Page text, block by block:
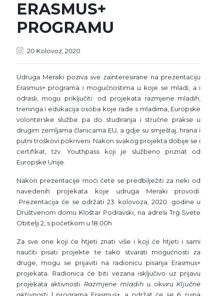
ERASMUS+
PROGRAMU
20 Kolovoz, 2020
Udruga Meraki poziva sve zainteresirane na prezentaciju
Erasmus+ programa i mogućnostima u koje se mladi, a i
odrasli, mogu priključiti: od projekata razmjene mladih,
treninga i edukacija osoba koje rade s mladima, Europske
volonterske službe pa do studiranja i stručne prakse u
drugim zemljama članicama EU, a gdje su smještaj, hrana i
putni troškovi pokriveni. Nakon svakog projekta dobije se i
certifikat, tzv. Youthpass koji je službeno priznat od
Europske Unije.
Nakon prezentacije moći ćete se predbilježiti za neki od
navedenih projekata koje udruga Meraki provodi.
Prezentacija će se održati 23. kolovoza, 2020. godine u
Društvenom domu Kloštar Podravski, na adresi Trg Svete
Obitelji 2, s početkom u 18:00h
Za sve one koji će htjeti znati više i koji će htjeti i sami
naučiti pisati projekte te tako stvarati mogućnosti za
druge, mogu se prijaviti na radionicu pisanja Erasmus+
projekata. Radionica će biti vezana isključivo uz prijavu
projekata aktivnosti Razmjene mladih u okviru Ključne